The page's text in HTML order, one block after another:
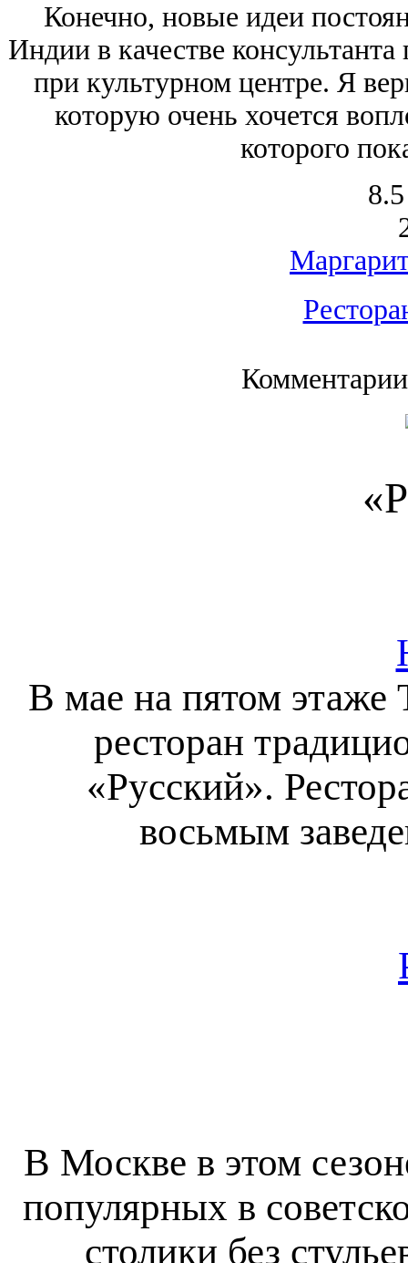
Конечно, новые идеи
Индии в качестве
при культурном центре. Я
которую очень хочется
которого
В мае на пятом
ресторан
«Русский».
восьмым
В Москве в этом
популярных в
столики без